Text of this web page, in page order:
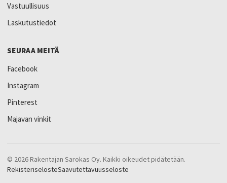
Vastuullisuus
Laskutustiedot
SEURAA MEITÄ
Facebook
Instagram
Pinterest
Majavan vinkit
© 2026 Rakentajan Sarokas Oy. Kaikki oikeudet pidätetään.
RekisteriselosteSaavutettavuusseloste